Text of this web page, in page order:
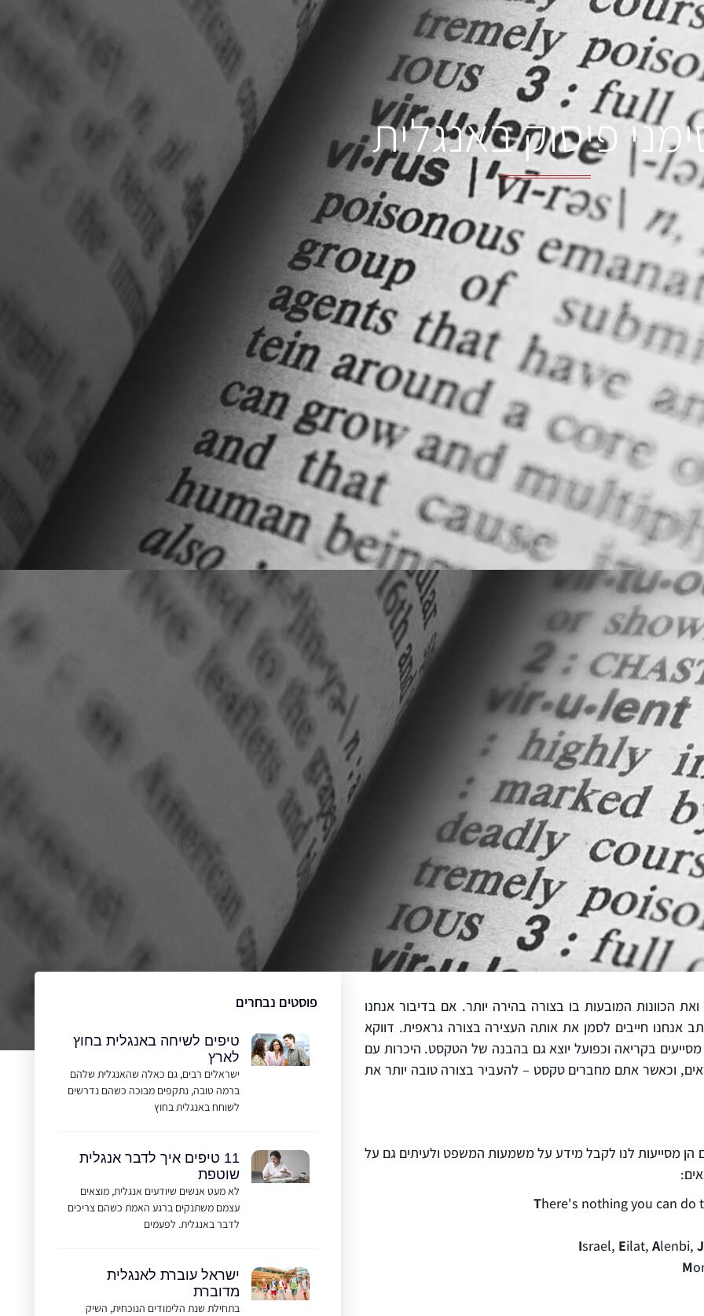
פיסוק באנגלית
הכוונות המובעות בו בצורה בהירה יותר. אם בדיבור אנחנו
אנחנו חייבים לסמן את אותה העצירה בצורה גראפית. דווקא
בקריאה וכפועל יוצא גם בהבנה של הטקסט. היכרות עם
וכאשר אתם מחברים טקסט – להעביר בצורה טובה יותר את
הן מסייעות לנו לקבל מידע על משמעות המשפט ולעיתים גם על
There's nothing you can do
Israel, Eilat, Alenbi, J
M
פוסטים נבחרים
טיפים לשיחה באנגלית בחוץ
לארץ
ישראלים רבים, גם כאלה שהאנגלית שלהם
ברמה טובה, נתקפים מבוכה כשהם נדרשים
לשוחח באנגלית בחוץ
11 טיפים איך לדבר אנגלית
שוטפת
לא מעט אנשים שיודעים אנגלית, מוצאים
עצמם משתנקים ברגע האמת כשהם צריכים
לדבר באנגלית. לפעמים
ישראל עוברת לאנגלית
מדוברת
בתחילת שנת הלימודים הנוכחית, השיק